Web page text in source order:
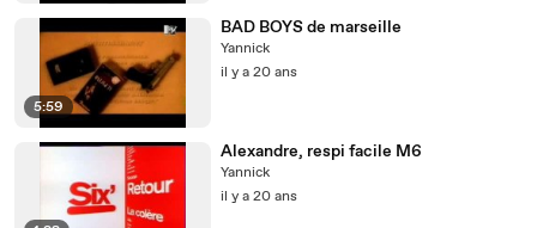
5:59
BAD BOYS de marseille
Yannick
il y a 20 ans
Alexandre, respi facile M6
Yannick
il y a 20 ans